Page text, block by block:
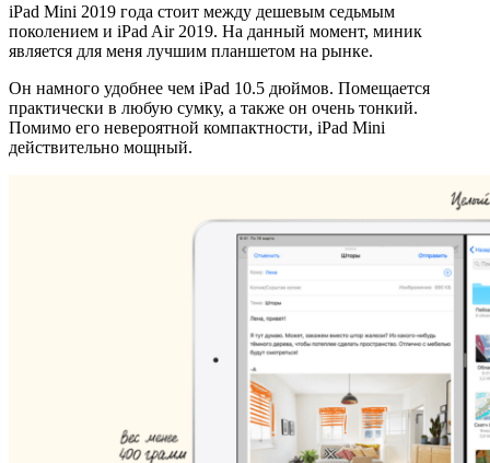
iPad Mini 2019 года стоит между дешевым седьмым
поколением и iPad Air 2019. На данный момент, миник
является для меня лучшим планшетом на рынке.
Он намного удобнее чем iPad 10.5 дюймов. Помещается
практически в любую сумку, а также он очень тонкий.
Помимо его невероятной компактности, iPad Mini
действительно мощный.